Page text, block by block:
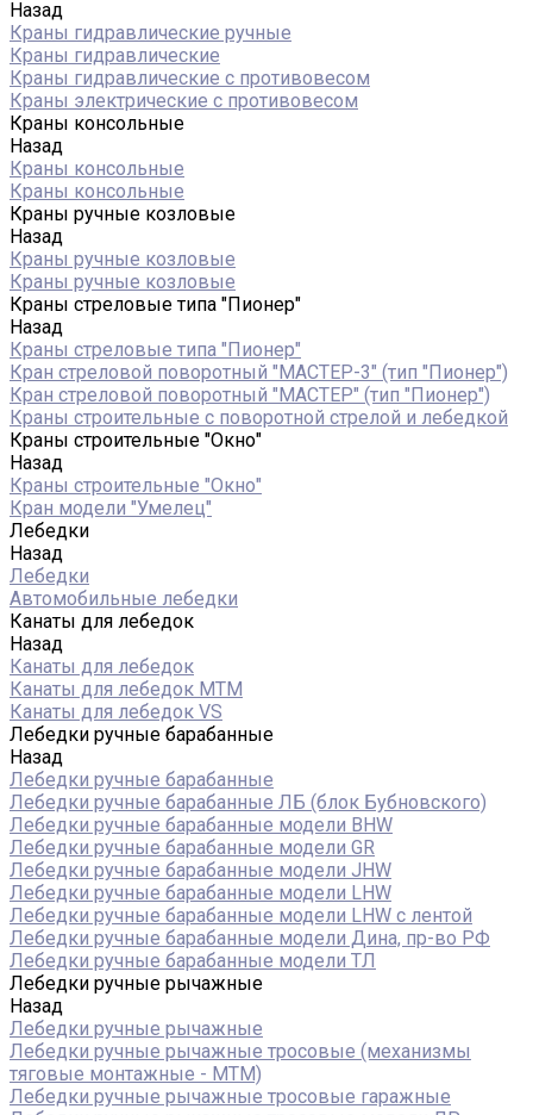
Назад
Краны гидравлические ручные
Краны гидравлические
Краны гидравлические с противовесом
Краны электрические с противовесом
Краны консольные
Назад
Краны консольные
Краны консольные
Краны ручные козловые
Назад
Краны ручные козловые
Краны ручные козловые
Краны стреловые типа "Пионер"
Назад
Краны стреловые типа "Пионер"
Кран стреловой поворотный "МАСТЕР-3" (тип "Пионер")
Кран стреловой поворотный "МАСТЕР" (тип "Пионер")
Краны строительные с поворотной стрелой и лебедкой
Краны строительные "Окно"
Назад
Краны строительные "Окно"
Кран модели "Умелец"
Лебедки
Назад
Лебедки
Автомобильные лебедки
Канаты для лебедок
Назад
Канаты для лебедок
Канаты для лебедок MTM
Канаты для лебедок VS
Лебедки ручные барабанные
Назад
Лебедки ручные барабанные
Лебедки ручные барабанные ЛБ (блок Бубновского)
Лебедки ручные барабанные модели BHW
Лебедки ручные барабанные модели GR
Лебедки ручные барабанные модели JHW
Лебедки ручные барабанные модели LHW
Лебедки ручные барабанные модели LHW c лентой
Лебедки ручные барабанные модели Дина, пр-во РФ
Лебедки ручные барабанные модели ТЛ
Лебедки ручные рычажные
Назад
Лебедки ручные рычажные
Лебедки ручные рычажные тросовые (механизмы
тяговые монтажные - МТМ)
Лебедки ручные рычажные тросовые гаражные